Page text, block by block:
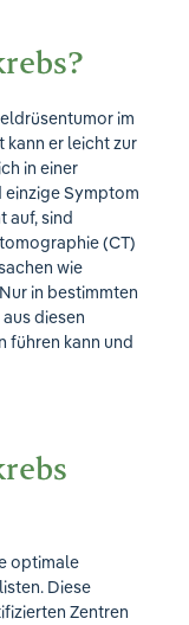
im
er leicht zur
in einer
Symptom
auf, sind
(CT)
wie
in bestimmten
diesen
führen kann und
optimale
Diese
Zentren